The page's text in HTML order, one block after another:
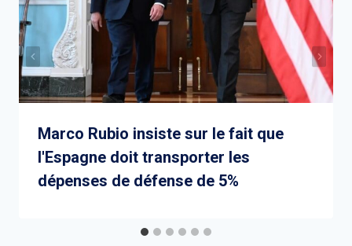
Marco Rubio insiste sur le fait que
l'Espagne doit transporter les
dépenses de défense de 5%